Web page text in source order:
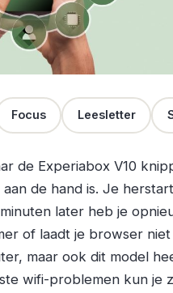
Focus Leesletter
de Experiabox V10
de hand is. Je
later heb je
of laadt je browser niet
maar ook dit model
wifi-problemen kun je